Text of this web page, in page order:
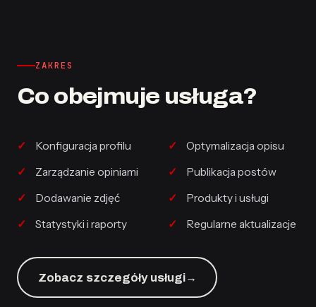
ZAKRES
Co obejmuje usługa?
Konfiguracja profilu
Optymalizacja opisu
Zarządzanie opiniami
Publikacja postów
Dodawanie zdjęć
Produkty i usługi
Statystyki i raporty
Regularne aktualizacje
Zobacz szczegóły usługi→